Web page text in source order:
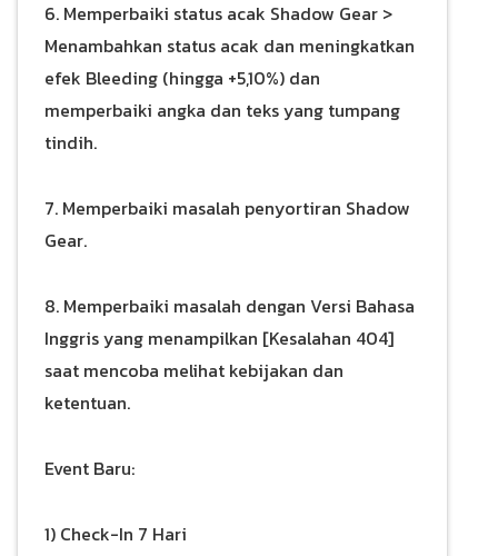
6. Memperbaiki status acak Shadow Gear >
Menambahkan status acak dan meningkatkan
efek Bleeding (hingga +5,10%) dan
memperbaiki angka dan teks yang tumpang
tindih.
7. Memperbaiki masalah penyortiran Shadow
Gear.
8. Memperbaiki masalah dengan Versi Bahasa
Inggris yang menampilkan [Kesalahan 404]
saat mencoba melihat kebijakan dan
ketentuan.
Event Baru:
1) Check-In 7 Hari